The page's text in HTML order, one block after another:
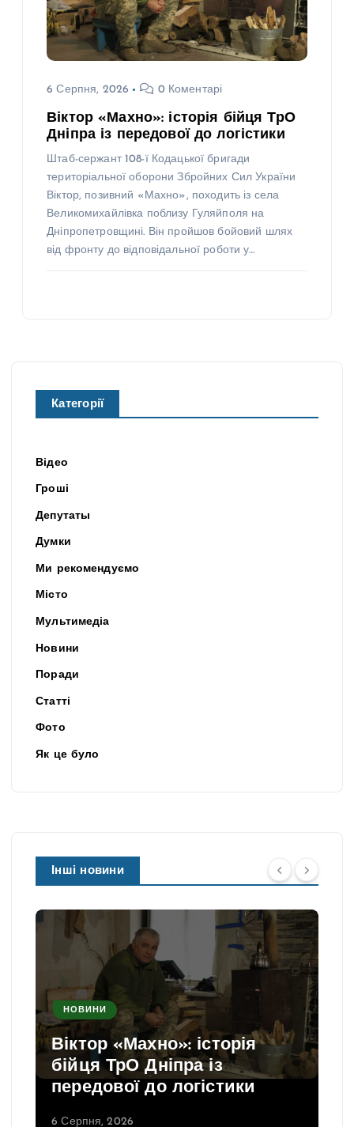
6 Серпня, 2026 0 Коментарі
Віктор «Махно»: історія бійця ТрО
Дніпра із передової до логістики
Штаб-сержант 108-ї Кодацької бригади
територіальної оборони Збройних Сил України
Віктор, позивний «Махно», походить із села
Великомихайлівка поблизу Гуляйполя на
Дніпропетровщині. Він пройшов бойовий шлях
від фронту до відповідальної роботи у…
Категорії
Відео
Гроші
Депутаты
Думки
Ми рекомендуємо
Місто
Мультимедіа
Новини
Поради
Статті
Фото
Як це було
Інші новини
НОВИНИ
Віктор «Махно»: історія
бійця ТрО Дніпра із
передової до логістики
6 Серпня, 2026